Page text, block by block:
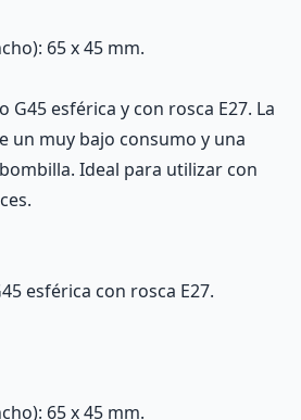
65 x 45 mm.
G45 esférica y con rosca E27. La
un muy bajo consumo y una
Ideal para utilizar con
esférica con rosca E27.
65 x 45 mm.